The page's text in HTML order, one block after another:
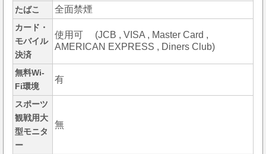
たばこ 全面禁煙
カード・
モバイル
決済
使用可 (JCB , VISA , Master Card ,
AMERICAN EXPRESS , Diners Club)
無料Wi-
Fi環境
有
スポーツ
観戦用大
型モニタ
ー
無